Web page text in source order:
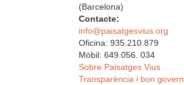
(Barcelona)
Contacte:
info@paisatgesvius.org
Oficina: 935.210.879
Mòbil: 649.056. 034
Sobre Paisatges Vius
Transparència i bon govern